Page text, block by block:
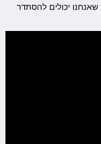
שאנחנו יכולים להסתדר